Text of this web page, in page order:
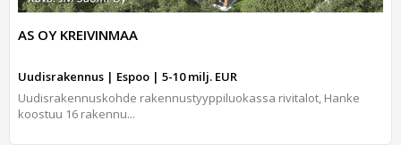
AS OY KREIVINMAA
Uudisrakennus | Espoo | 5-10 milj. EUR
Uudisrakennuskohde rakennustyyppiluokassa rivitalot, Hanke
koostuu 16 rakennu...